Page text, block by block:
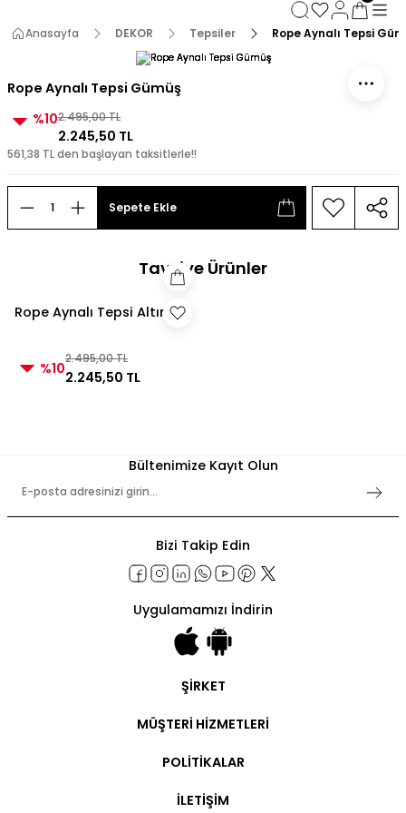
3000 TL ve Üzeri Alışverişlerde Kargo Bedava! 2
3000 TL ve Üzeri Alışverişlerde Kargo Bedava!
3000 TL ve Üzeri Alışverişlerde Kargo Bedava!
Anasayfa DEKOR Tepsiler Rope Aynalı Tepsi
Rope Aynalı Tepsi Gümüş
%102.495,00 TL
2.245,50 TL
561,38 TL den başlayan taksitlerle!!
Sepete Ekle
Tavsiye Ürünler
Rope Aynalı Tepsi Altın
%10
2.495,00 TL
2.245,50 TL
Bültenimize Kayıt Olun
Bizi Takip Edin
Uygulamamızı İndirin
ŞİRKET
Hakkımızda
MÜŞTERİ HİZMETLERİ
Ticari Hesap
Sipariş Takip
Kargo Takip
POLİTİKALAR
Gizlilik Politikaları
İLETİŞİM